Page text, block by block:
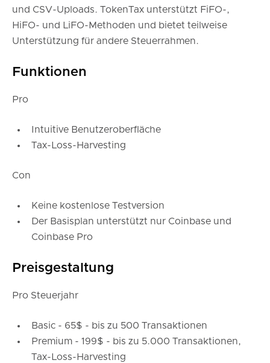
und CSV-Uploads. TokenTax unterstützt FiFO-,
HiFO- und LiFO-Methoden und bietet teilweise
Unterstützung für andere Steuerrahmen.
Funktionen
Pro
Intuitive Benutzeroberfläche
Tax-Loss-Harvesting
Con
Keine kostenlose Testversion
Der Basisplan unterstützt nur Coinbase und
Coinbase Pro
Preisgestaltung
Pro Steuerjahr
Basic - 65$ - bis zu 500 Transaktionen
Premium - 199$ - bis zu 5.000 Transaktionen,
Tax-Loss-Harvesting